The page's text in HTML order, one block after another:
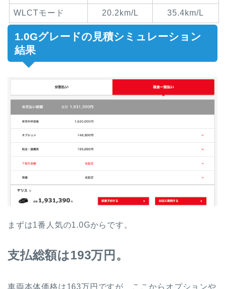
WLCTモード 20.2km/L 35.4km/L
1.0Gグレードの見積シミュレーション
結果
まずは1番人気の1.0Gからです。
支払総額は193万円。
車両本体価格は163万円ですが、ここからオプションや